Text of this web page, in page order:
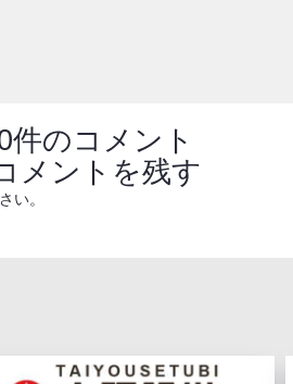
件のコメント
メントを残す
い。